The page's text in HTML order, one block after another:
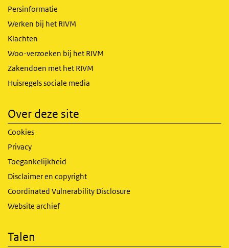
Persinformatie
Werken bij het RIVM
Klachten
Woo-verzoeken bij het RIVM
Zakendoen met het RIVM
Huisregels sociale media
Over deze site
Cookies
Privacy
Toegankelijkheid
Disclaimer en copyright
Coordinated Vulnerability Disclosure
Website archief
Talen